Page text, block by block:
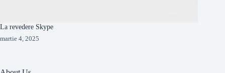
La revedere Skype
martie 4, 2025